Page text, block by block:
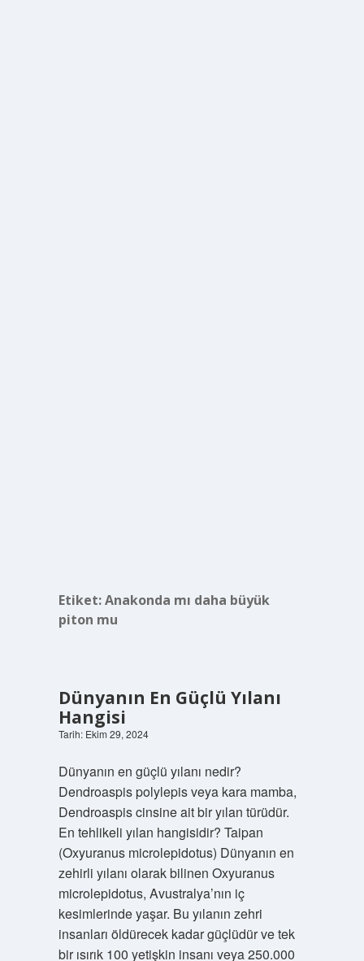
Etiket:Anakonda mı daha büyük
piton mu
Dünyanın En Güçlü Yılanı
Hangisi
Tarih: Ekim 29, 2024
Dünyanın en güçlü yılanı nedir?
Dendroaspis polylepis veya kara mamba,
Dendroaspis cinsine ait bir yılan türüdür.
En tehlikeli yılan hangisidir? Taipan
(Oxyuranus microlepidotus) Dünyanın en
zehirli yılanı olarak bilinen Oxyuranus
microlepidotus, Avustralya’nın iç
kesimlerinde yaşar. Bu yılanın zehri
insanları öldürecek kadar güçlüdür ve tek
bir ısırık 100 yetişkin insanı veya 250.000